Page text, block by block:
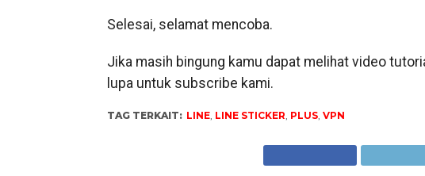
Selesai, selamat mencoba.
Jika masih bingung kamu dapat melihat video
lupa untuk subscribe kami.
TAG TERKAIT: LINE, LINE STICKER PLUS, VPN